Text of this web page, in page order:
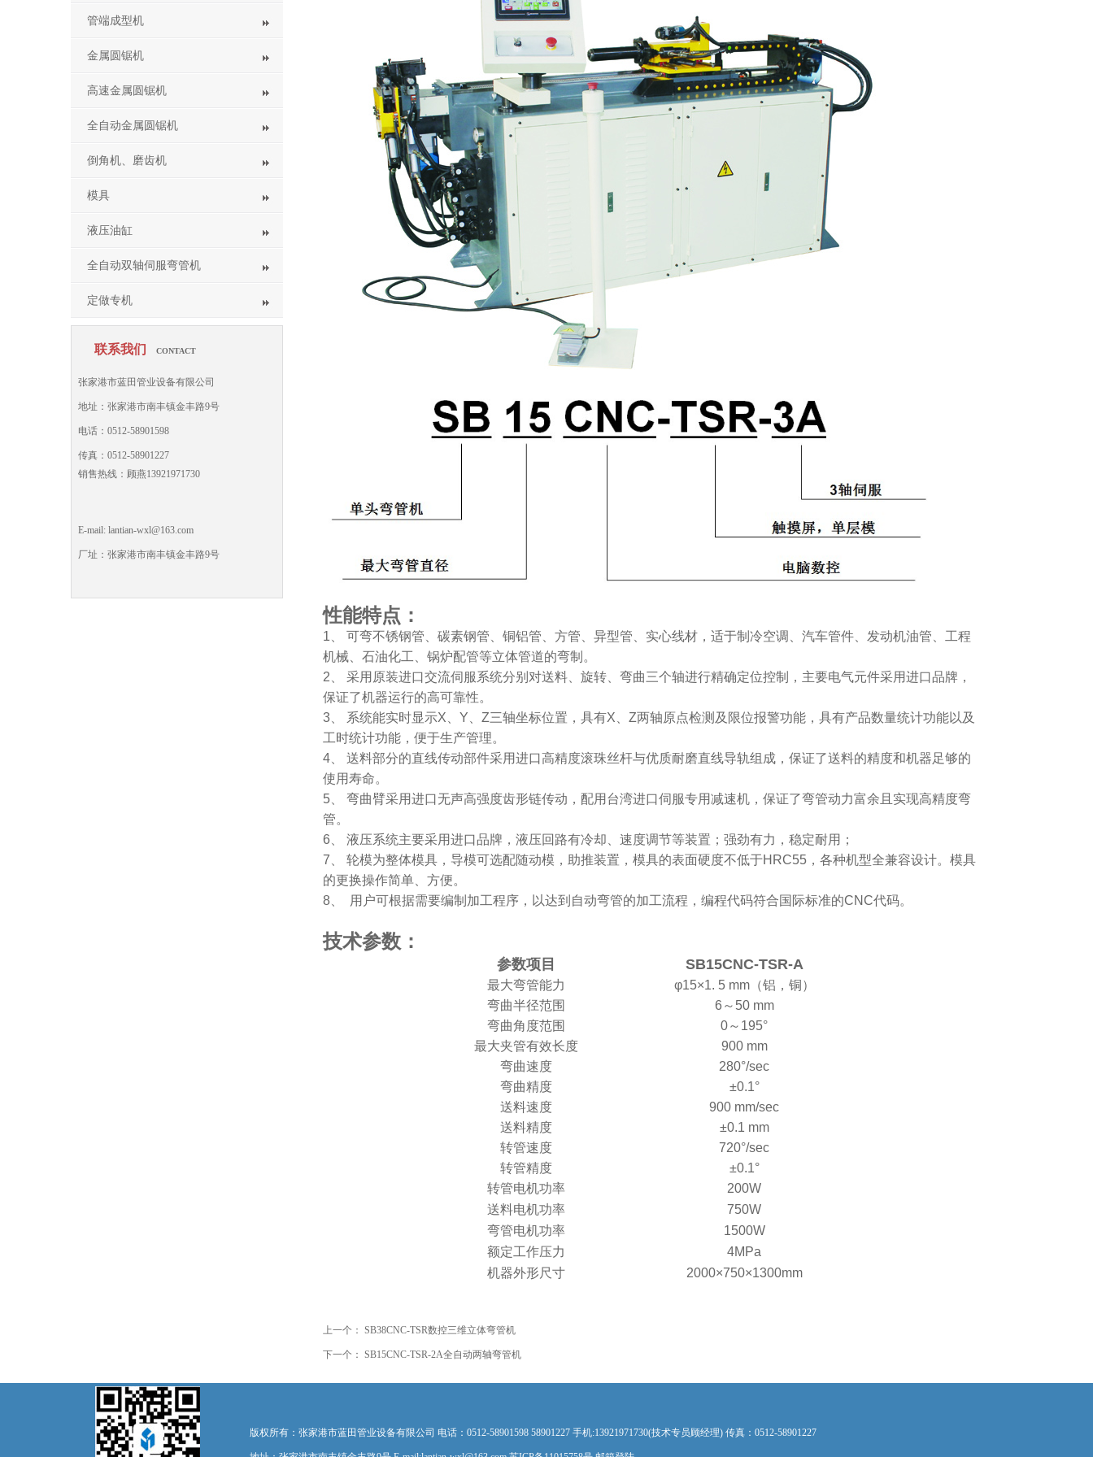
管端成型机
金属圆锯机
高速金属圆锯机
全自动金属圆锯机
倒角机、磨齿机
模具
液压油缸
全自动双轴伺服弯管机
定做专机
联系我们 CONTACT
张家港市蓝田管业设备有限公司
地址：张家港市南丰镇金丰路9号
电话：0512-58901598
传真：0512-58901227
销售热线：顾燕13921971730
E-mail: lantian-wxl@163.com
厂址：张家港市南丰镇金丰路9号
性能特点：
1、 可弯不锈钢管、碳素钢管、铜铝管、方管、异型管、实心线材，适于制冷空调、汽车管件、发动机油管、工程
机械、石油化工、锅炉配管等立体管道的弯制。
2、 采用原装进口交流伺服系统分别对送料、旋转、弯曲三个轴进行精确定位控制，主要电气元件采用进口品牌，
保证了机器运行的高可靠性。
3、 系统能实时显示X、Y、Z三轴坐标位置，具有X、Z两轴原点检测及限位报警功能，具有产品数量统计功能以及
工时统计功能，便于生产管理。
4、 送料部分的直线传动部件采用进口高精度滚珠丝杆与优质耐磨直线导轨组成，保证了送料的精度和机器足够的
使用寿命。
5、 弯曲臂采用进口无声高强度齿形链传动，配用台湾进口伺服专用减速机，保证了弯管动力富余且实现高精度弯
管。
6、 液压系统主要采用进口品牌，液压回路有冷却、速度调节等装置；强劲有力，稳定耐用；
7、 轮模为整体模具，导模可选配随动模，助推装置，模具的表面硬度不低于HRC55，各种机型全兼容设计。模具
的更换操作简单、方便。
8、 用户可根据需要编制加工程序，以达到自动弯管的加工流程，编程代码符合国际标准的CNC代码。
技术参数 ：
参数项目 SB15CNC-TSR-A
最大弯管能力
φ15×1. 5 mm（铝，铜）
弯曲半径范围
6 ～ 50 mm
弯曲角度范围
0～ 195°
最大夹管有效长度
900 mm
弯曲速度
280°/sec
弯曲精度
±0.1°
送料速度
900 mm/sec
送料精度
±0.1 mm
转管速度
720°/sec
转管精度
±0.1°
转管电机功率
200W
送料电机功率
750W
弯管电机功率
1500W
额定工作压力
4MPa
机器外形尺寸
2000×750×1300mm
上一个： SB38CNC-TSR数控三维立体弯管机
下一个： SB15CNC-TSR-2A全自动两轴弯管机
版权所有：张家港市蓝田管业设备有限公司 电话：0512-58901598 58901227 手机:13921971730(技术专员顾经理) 传真：0512-58901227